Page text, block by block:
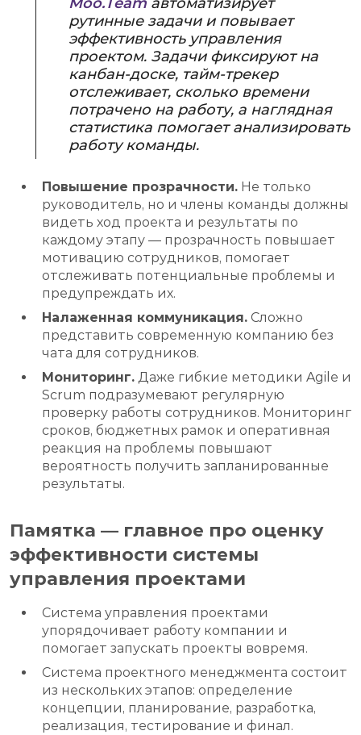
рутинные задачи и повывает
эффективность управления
проектом. Задачи фиксируют на
канбан-доске, тайм-трекер
отслеживает, сколько времени
потрачено на работу, а наглядная
статистика помогает анализировать
работу команды.
Повышение прозрачности. Не только
руководитель, но и члены команды должны
видеть ход проекта и результаты по
каждому этапу — прозрачность повышает
мотивацию сотрудников, помогает
отслеживать потенциальные проблемы и
предупреждать их.
Налаженная коммуникация. Сложно
представить современную компанию без
чата для сотрудников.
Мониторинг. Даже гибкие методики Agile и
Scrum подразумевают регулярную
проверку работы сотрудников. Мониторинг
сроков, бюджетных рамок и оперативная
реакция на проблемы повышают
вероятность получить запланированные
результаты.
Памятка — главное про оценку
эффективности системы
управления проектами
Система управления проектами
упорядочивает работу компании и
помогает запускать проекты вовремя.
Система проектного менеджмента состоит
из нескольких этапов: определение
концепции, планирование, разработка,
реализация, тестирование и финал.